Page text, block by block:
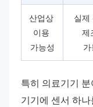
산업상
이용
가능성
실제
제
특히 의료기기
기기에 센서 하